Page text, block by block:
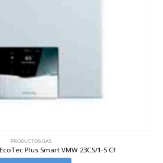
PRODUCTOS GAS
Plus Smart VMW 23CS/1-5 Cf